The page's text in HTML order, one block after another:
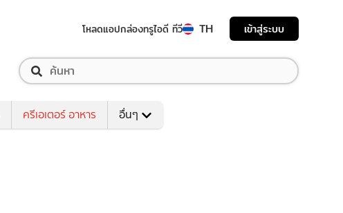
โหลดแอปกล่องทรูไอดี ทีวี TH เข้าสู่ระบบ
ครีเอเตอร์ อาหาร อื่นๆ